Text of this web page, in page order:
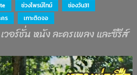
ช่วงไพรม์ไทม์
ช่องวัน31
คร เกาะติดจอ
อร์ชั่น หนัง ละครเพลง และซีรีส์